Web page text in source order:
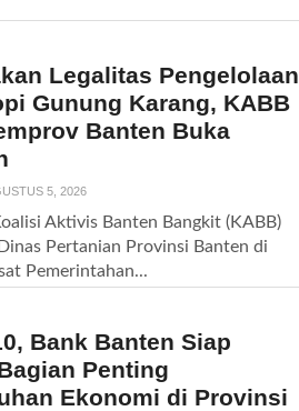
Legalitas Pengelolaan
Gunung Karang, KABB
Banten Buka
5, 2026
Aktivis Banten Bangkit (KABB)
Pertanian Provinsi Banten di
Pemerintahan...
Bank Banten Siap
Penting
Ekonomi di Provinsi